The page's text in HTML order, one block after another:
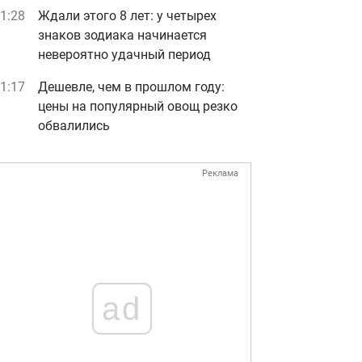
Ждали этого 8 лет: у четырех
знаков зодиака начинается
невероятно удачный период
Дешевле, чем в прошлом году:
цены на популярный овощ резко
обвалились
Реклама
ad